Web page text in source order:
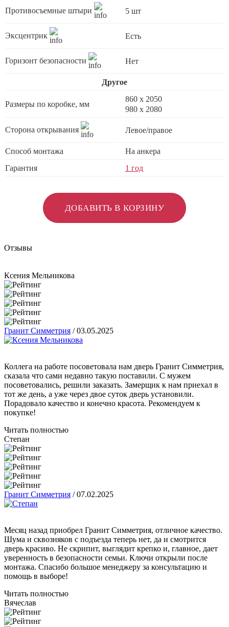
Противосъемные штыри 5 шт
Эксцентрик Есть
Горизонт безопасности Нет
Другое
Размеры по коробке, мм
860 х 2050
980 x 2080
Сторона открывания Левое/правое
Способ монтажа
На анкера
Гарантия
1 год
ДОБАВИТЬ В КОРЗИНУ
Отзывы
Ксения Мельникова
Гранит Симметрия /03.05.2025
Коллега на работе посоветовала нам дверь Гранит Симметрия,
сказала что сами недавно такую поставили. С мужем
посоветовались, решили заказать. Замерщик к нам приехал в
тот же день, а уже через двое суток дверь установили.
Порадовало качество и конечно красота. Рекомендуем к
покупке!
Читать полностью
Степан
Гранит Симметрия /07.02.2025
Месяц назад приобрел Гранит Симметрия, отличное качество.
Шума и сквозняков с подъезда теперь нет, да и смотрится
дверь красиво. Не скрипит, выглядит крепко и, главное, дает
уверенность в безопасности семьи. Ключи открыли после
монтажа. Спасибо большое менеджеру за консультацию и
помощь в выборе!
Читать полностью
Вячеслав